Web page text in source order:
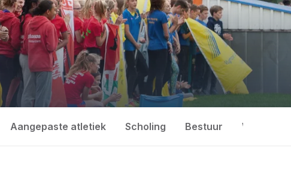
Aangepaste atletiek Scholing Bestuur